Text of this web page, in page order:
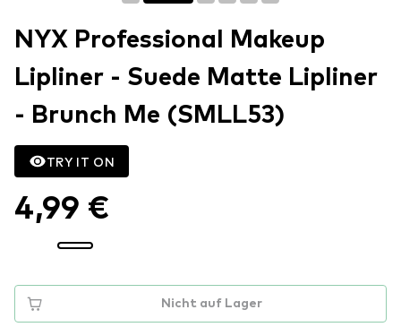
NYX Professional Makeup
Lipliner - Suede Matte Lipliner
- Brunch Me (SMLL53)
TRY IT ON
4,99 €
Nicht auf Lager